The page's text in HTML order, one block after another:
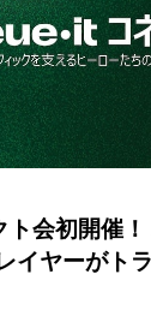
会初開催
イヤーがト